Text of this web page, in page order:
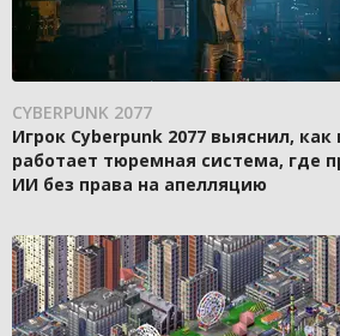
CYBERPUNK 2077
Игрок Cyberpunk 2077 выяснил,
работает тюремная система, где
ИИ без права на апелляцию